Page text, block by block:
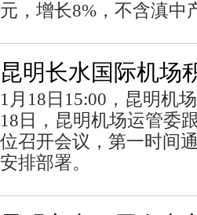
元，增长8%，不含滇中
昆明长水国际机场
1月18日15:00，昆明机
18日，昆明机场运管委
位召开会议，第一时间
安排部署。